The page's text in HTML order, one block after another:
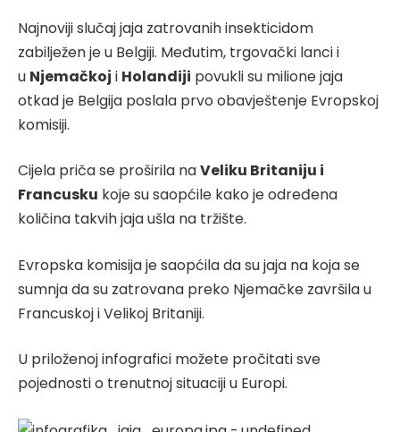
Najnoviji slučaj jaja zatrovanih insekticidom
zabilježen je u Belgiji. Međutim, trgovački lanci i
u Njemačkoj i Holandiji povukli su milione jaja
otkad je Belgija poslala prvo obavještenje Evropskoj
komisiji.
Cijela priča se proširila naVeliku Britaniju i
Francusku koje su saopćile kako je određena
količina takvih jaja ušla na tržište.
Evropska komisija je saopćila da su jaja na koja se
sumnja da su zatrovana preko Njemačke završila u
Francuskoj i Velikoj Britaniji.
U priloženoj infografici možete pročitati sve
pojednosti o trenutnoj situaciji u Europi.